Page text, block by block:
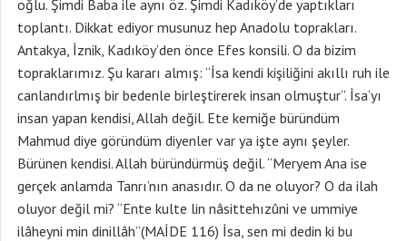
oğlu. Şimdi Baba ile aynı öz. Şimdi Kadıköy’de yaptıkları
toplantı. Dikkat ediyor musunuz hep Anadolu toprakları.
Antakya, İznik, Kadıköy’den önce Efes konsili. O da bizim
topraklarımız. Şu kararı almış: “İsa kendi kişiliğini akıllı ruh ile
canlandırlmış bir bedenle birleştirerek insan olmuştur”. İsa’yı
insan yapan kendisi, Allah değil. Ete kemiğe büründüm
Mahmud diye göründüm diyenler var ya işte aynı şeyler.
Bürünen kendisi. Allah büründürmüş değil. “Meryem Ana ise
gerçek anlamda Tanrı’nın anasıdır. O da ne oluyor? O da ilah
oluyor değil mi? “Ente kulte lin nâsittehızûni ve ummiye
ilâheyni min dinillâh”(MAİDE 116) İsa, sen mi dedin ki bu